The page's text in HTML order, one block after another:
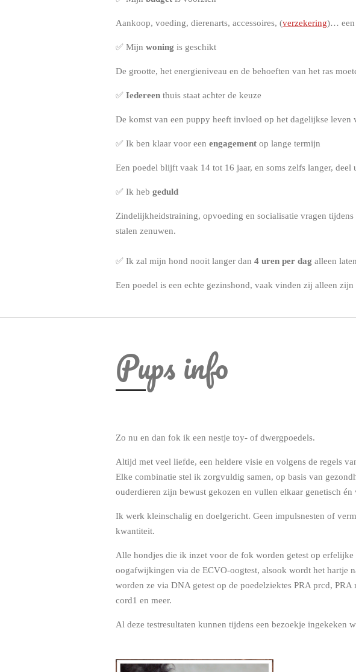
Aankoop, voeding, dierenarts, accessoires, (verzekering)… een
✅ Mijn woning is geschikt
De grootte, het energieniveau en de behoeften van het ras
✅ Iedereen thuis staat achter de keuze
De komst van een puppy heeft invloed op het dagelijkse leven
✅ Ik ben klaar voor een engagement op lange termijn
Een poedel blijft vaak 14 tot 16 jaar, en soms zelfs langer, deel
✅ Ik heb geduld
Zindelijkheidstraining, opvoeding en socialisatie vragen
stalen zenuwen.
✅ Ik zal mijn hond nooit langer dan 4 uren per dag alleen
Een poedel is een echte gezinshond, vaak vinden zij alleen
Pups info
Zo nu en dan fok ik een nestje toy- of dwergpoedels.
Altijd met veel liefde, een heldere visie en volgens de regels
Elke combinatie stel ik zorgvuldig samen, op basis van
ouderdieren zijn bewust gekozen en vullen elkaar genetisch én
Ik werk kleinschalig en doelgericht. Geen impulsnesten of
kwantiteit.
Alle hondjes die ik inzet voor de fok worden getest op erfelijke
oogafwijkingen via de ECVO-oogtest, alsook wordt het hartje
worden ze via DNA getest op de poedelziektes PRA prcd,
cord1 en meer.
Al deze testresultaten kunnen tijdens een bezoekje ingekeken